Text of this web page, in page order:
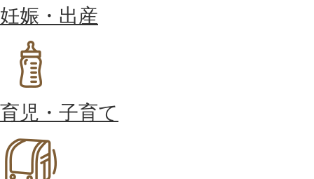
妊娠・出産
育児・子育て